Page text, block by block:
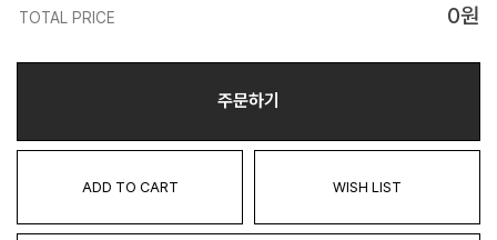
TOTAL PRICE 0원
주문하기
ADD TO CART WISH LIST